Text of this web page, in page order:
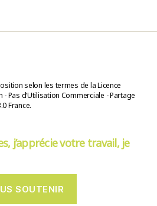
selon les termes de la Licence
Pas d’Utilisation Commerciale - Partage
France.
j’apprécie votre travail, je
SOUTENIR